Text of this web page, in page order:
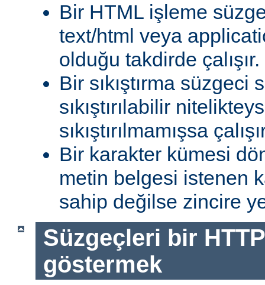
Bir HTML işleme
text/html veya
olduğu takdirde çalışır.
Bir sıkıştırma süzgeci
sıkıştırılabilir
sıkıştırılmamışsa
Bir karakter kümesi
metin belgesi istenen
sahip değilse zincire
Süzgeçleri bir
göstermek